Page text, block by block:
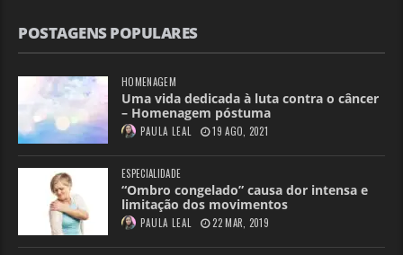
POSTAGENS POPULARES
HOMENAGEM
Uma vida dedicada à luta contra o câncer
– Homenagem póstuma
PAULA LEAL 19 AGO, 2021
ESPECIALIDADE
“Ombro congelado” causa dor intensa e
limitação dos movimentos
PAULA LEAL 22 MAR, 2019